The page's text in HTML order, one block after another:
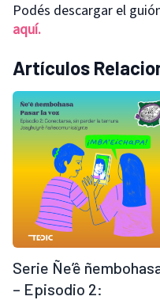
Podés descargar el
aquí.
Artículos
Serie Ñe’ê
– Episodio 2: